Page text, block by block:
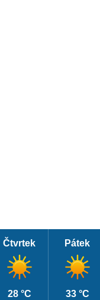
Čtvrtek
28 °C
Pátek
33 °C